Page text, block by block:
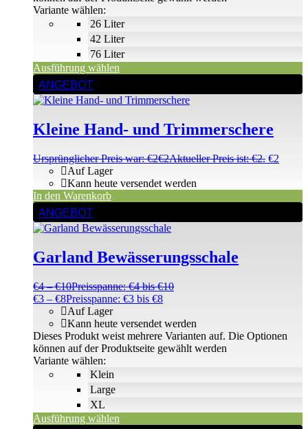
26 Liter
42 Liter
76 Liter
Variante wählen:
Ausführung wählen
ANGEBOT
Kleine Hand- und Trimmerschere
Ursprünglicher Preis war: €2€2Aktueller Preis ist: €2. €2
Auf Lager
Kann heute versendet werden
In den Warenkorb
ANGEBOT
Garland Bewässerungsschale
€4 –€10Preisspanne: €4 bis €10
€3 – €8Preisspanne: €3 bis €8
Klein
Large
XL
Auf Lager
Kann heute versendet werden
Variante wählen:
Ausführung wählen
Dieses Produkt weist mehrere Varianten auf. Die Optionen
können auf der Produktseite gewählt werden